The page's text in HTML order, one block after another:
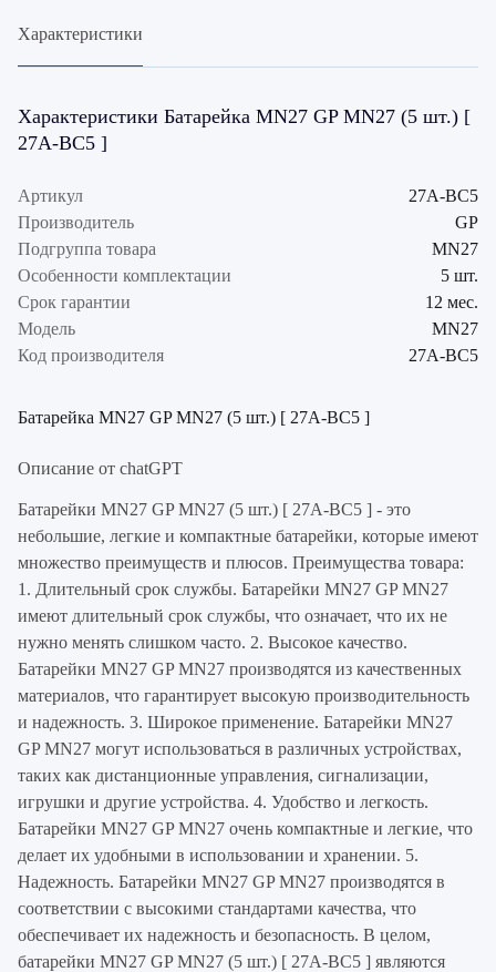
Характеристики
Характеристики Батарейка MN27 GP MN27 (5 шт.) [
27A-BC5 ]
Артикул
27A-BC5
Производитель
GP
Подгруппа товара
MN27
Особенности комплектации
5 шт.
Срок гарантии
12 мес.
Модель
MN27
Код производителя
27A-BC5
Батарейка MN27 GP MN27 (5 шт.) [ 27A-BC5 ]
Описание от chatGPT
Батарейки MN27 GP MN27 (5 шт.) [ 27A-BC5 ] - это
небольшие, легкие и компактные батарейки, которые имеют
множество преимуществ и плюсов. Преимущества товара:
1. Длительный срок службы. Батарейки MN27 GP MN27
имеют длительный срок службы, что означает, что их не
нужно менять слишком часто. 2. Высокое качество.
Батарейки MN27 GP MN27 производятся из качественных
материалов, что гарантирует высокую производительность
и надежность. 3. Широкое применение. Батарейки MN27
GP MN27 могут использоваться в различных устройствах,
таких как дистанционные управления, сигнализации,
игрушки и другие устройства. 4. Удобство и легкость.
Батарейки MN27 GP MN27 очень компактные и легкие, что
делает их удобными в использовании и хранении. 5.
Надежность. Батарейки MN27 GP MN27 производятся в
соответствии с высокими стандартами качества, что
обеспечивает их надежность и безопасность. В целом,
батарейки MN27 GP MN27 (5 шт.) [ 27A-BC5 ] являются